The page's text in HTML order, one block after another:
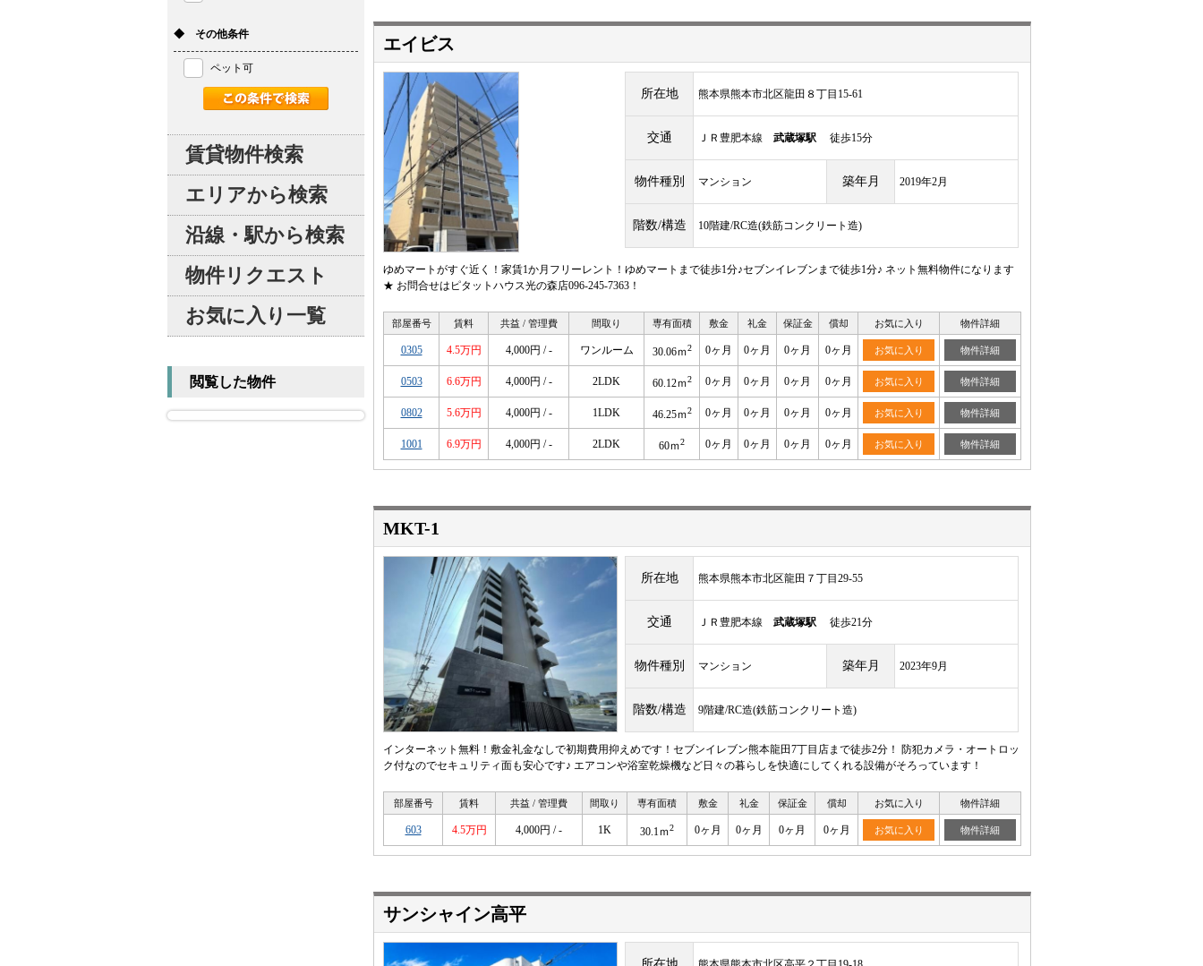
エイビス
所在地 熊本県熊本市北区龍田８丁目15-61
交通 ＪＲ豊肥本線 武蔵塚駅 徒歩15分
物件種別 マンション 築年月 2019年2月
階数/構造 10階建/RC造(鉄筋コンクリート造)
ゆめマートがすぐ近く！家賃1か月フリーレント！ゆめマートまで徒歩1分♪セブンイレブンまで徒歩1分♪ ネット無料物件になります
★ お問合せはピタットハウス光の森店096-245-7363！
部屋番号 賃料 共益 / 管理費 間取り 専有面積 敷金 礼金 保証金 償却 お気に入り 物件詳細
0305 4.5万円 4,000円 / - ワンルーム 30.06ｍ2 0ヶ月 0ヶ月 0ヶ月 0ヶ月 お気に入り 物件詳細
0503 6.6万円 4,000円 / - 2LDK 60.12ｍ2 0ヶ月 0ヶ月 0ヶ月 0ヶ月 お気に入り 物件詳細
0802 5.6万円 4,000円 / - 1LDK 46.25ｍ2 0ヶ月 0ヶ月 0ヶ月 0ヶ月 お気に入り 物件詳細
1001 6.9万円 4,000円 / - 2LDK 60ｍ2 0ヶ月 0ヶ月 0ヶ月 0ヶ月 お気に入り 物件詳細
MKT-1
所在地 熊本県熊本市北区龍田７丁目29-55
交通 ＪＲ豊肥本線 武蔵塚駅 徒歩21分
物件種別 マンション 築年月 2023年9月
階数/構造 9階建/RC造(鉄筋コンクリート造)
インターネット無料！敷金礼金なしで初期費用抑えめです！セブンイレブン熊本龍田7丁目店まで徒歩2分！ 防犯カメラ・オートロッ
ク付なのでセキュリティ面も安心です♪ エアコンや浴室乾燥機など日々の暮らしを快適にしてくれる設備がそろっています！
部屋番号 賃料 共益 / 管理費 間取り 専有面積 敷金 礼金 保証金 償却 お気に入り 物件詳細
603 4.5万円 4,000円 / - 1K 30.1ｍ2 0ヶ月 0ヶ月 0ヶ月 0ヶ月 お気に入り 物件詳細
サンシャイン高平
◆ その他条件
ペット可
賃貸物件検索
エリアから検索
沿線・駅から検索
物件リクエスト
お気に入り一覧
閲覧した物件